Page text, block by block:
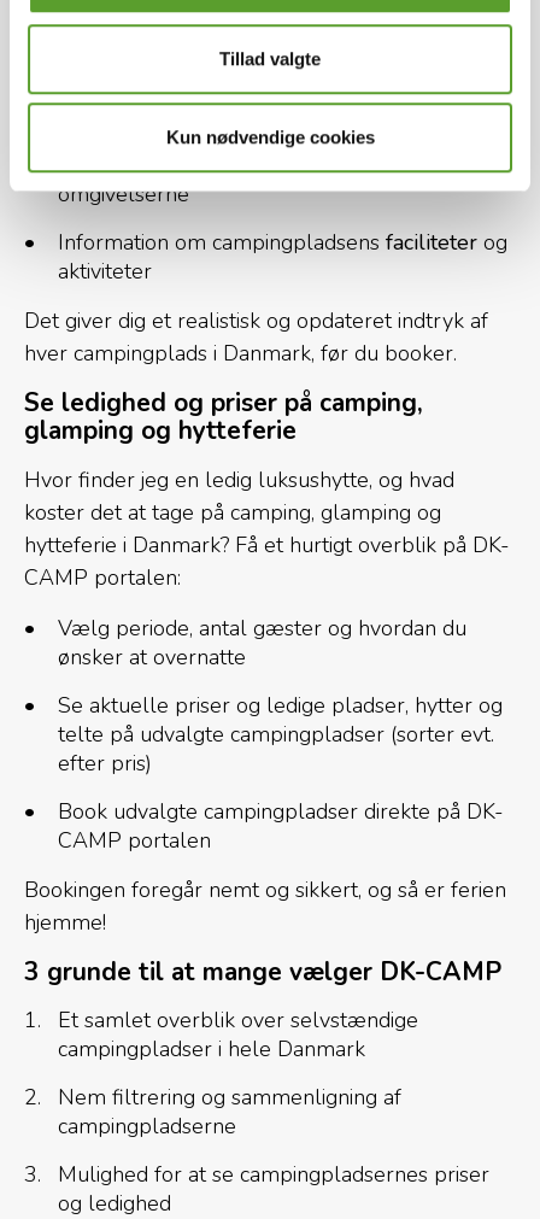
Tillad valgte
Kun nødvendige cookies
sider med:
Opdaterede beskrivelser og aktuel
Billederog evt. video af campingpladsen og
omgivelserne
Information om campingpladsens faciliteter og
aktiviteter
Det giver dig et realistisk og opdateret indtryk af
hver campingplads i Danmark, før du booker.
Se ledighed og priser på camping,
glamping og hytteferie
Hvor finder jeg en ledig luksushytte, og hvad
koster det at tage på camping, glamping og
hytteferie i Danmark? Få et hurtigt overblik på DK-
CAMP portalen:
Vælg periode, antal gæster og hvordan du
ønsker at overnatte
Se aktuelle priser og ledige pladser, hytter og
telte på udvalgte campingpladser (sorter evt.
efter pris)
Book udvalgte campingpladser direkte på DK-
CAMP portalen
Bookingen foregår nemt og sikkert, og så er ferien
hjemme!
3 grunde til at mange vælger DK-CAMP
Et samlet overblik over selvstændige
campingpladser i hele Danmark
Nem filtrering og sammenligning af
campingpladserne
Mulighed for at se campingpladsernes priser
og ledighed